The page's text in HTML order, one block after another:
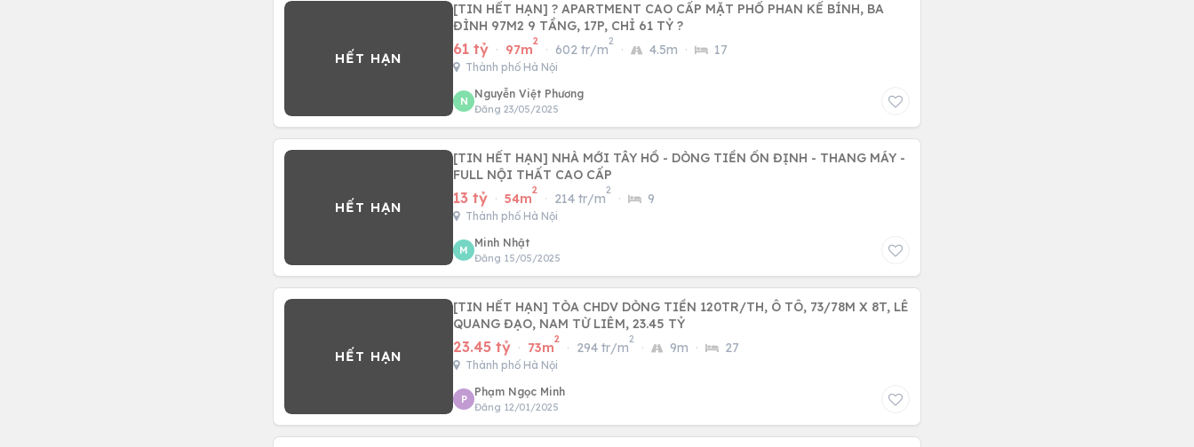
[TIN HẾT HẠN] ? APARTMENT CAO CẤP MẶT PHỐ PHAN KẾ BÍNH, BA
ĐÌNH 97M2 9 TẦNG, 17P, CHỈ 61 TỶ ?
61 tỷ · 97m
2
· 602 tr/m
2
· 4.5m · 17
Thành phố Hà Nội
N
Nguyễn Việt Phương
Đăng 23/05/2025
[TIN HẾT HẠN] NHÀ MỚI TÂY HỒ - DÒNG TIỀN ỔN ĐỊNH - THANG MÁY -
FULL NỘI THẤT CAO CẤP
13 tỷ · 54m
2
· 214 tr/m
2
· 9
Thành phố Hà Nội
M
Minh Nhật
Đăng 15/05/2025
[TIN HẾT HẠN] TÒA CHDV DÒNG TIỀN 120TR/TH, Ô TÔ, 73/78M X 8T, LÊ
QUANG ĐẠO, NAM TỪ LIÊM, 23.45 TỶ
23.45 tỷ · 73m
2
· 294 tr/m
2
· 9m · 27
Thành phố Hà Nội
P
Phạm Ngọc Minh
Đăng 12/01/2025